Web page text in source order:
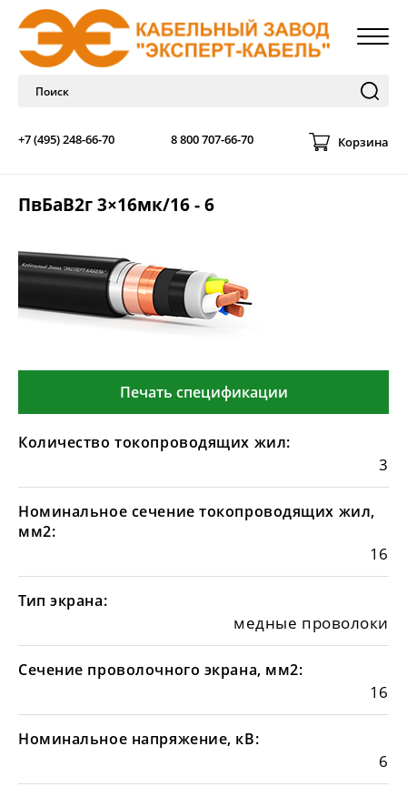
+7 (495) 248-66-70 8 800 707-66-70 Корзина
ПвБаВ2г 3×16мк/16 - 6
Печать спецификации
Количество токопроводящих жил:
3
Номинальное сечение токопроводящих жил,
мм2:
16
Тип экрана:
медные проволоки
Сечение проволочного экрана, мм2:
16
Номинальное напряжение, кВ:
6